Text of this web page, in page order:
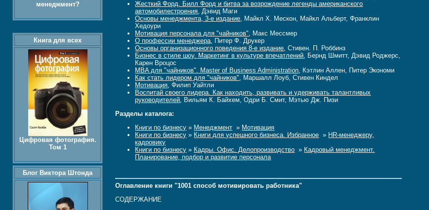
Жесткий Форд. Билл Форд и битва за возрождение легенды американского
автомобилестроения, Дэвид Маги
Основы менеджмента, 3-е издание, Майкл Х. Мескон, Майкл Альберт, Франклин
Хедоури
Мотивация персонала для "чайников", Макс Мессмер
О профессии менеджера, Питер Ф. Друкер
Основы организационного поведения 8-е издание, Стивен. П. Роббинз
Бизнес в стиле шоу. Маркетинг в культуре впечатлений, Бернд Шмитт, Дэвид Роджерс,
Карен Вроцос
MBA для "чайников". Master of Business Administration, Кэтлин Аллен, Питер Экономи
Как стать лидером для "чайников", Маршалл Лоуб, Стивен Киндел
Мотивация, Филип Уайтли
Воспитай своего лидера. Как находить, развивать и удерживать талантливых
руководителей, Вильям К. Байхем, Одри Б. Смит, Мэтью Дж. Пизи
Разделы каталога:
Книги по бизнесу » Менеджмент » Мотивация
Книги по бизнесу » Книги для успешного бизнеса. Избранное » HR-менеджеру,
кадровику
Книги по бизнесу » Кадры. Офис. Делопроизводство » Кадровый менеджмент.
Планирование, подбор и развитие персонала
Оглавление книги "1001 способ мотивировать работника"
СОДЕРЖАНИЕ
менеджмент?
Книга для всех
Цифровая фотография.
Том 1
Блог Виктора Штонда